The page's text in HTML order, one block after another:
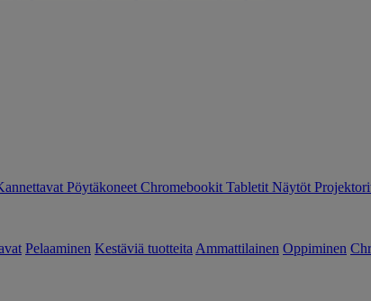
Pöytäkoneet Chromebookit Tabletit Näytöt
Pelaaminen Kestäviä tuotteita Ammattilainen Oppiminen